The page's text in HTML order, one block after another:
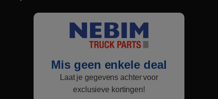
Mis geen enkele deal
Laat je gegevens achter voor
exclusieve kortingen!